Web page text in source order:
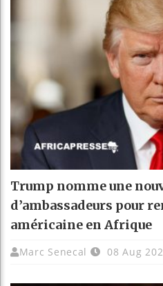
Trump nomme une
d’ambassadeurs pour
américaine en Afrique
Marc Senecal 08 Aug